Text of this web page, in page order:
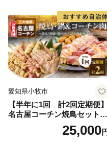
愛知県小牧市
【半年に1回 計2回定期便】
名古屋コーチン焼鳥セット・
名古屋コーチン鍋&名古屋コ
ーチン1羽分セット25,000